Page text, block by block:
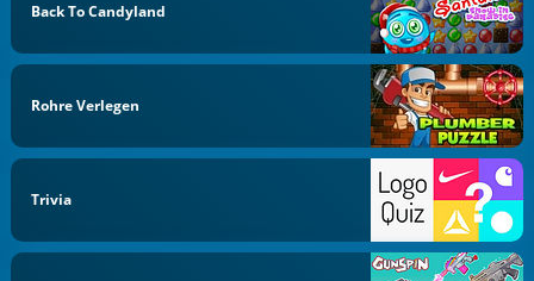
Back To Candyland
Rohre Verlegen
Trivia